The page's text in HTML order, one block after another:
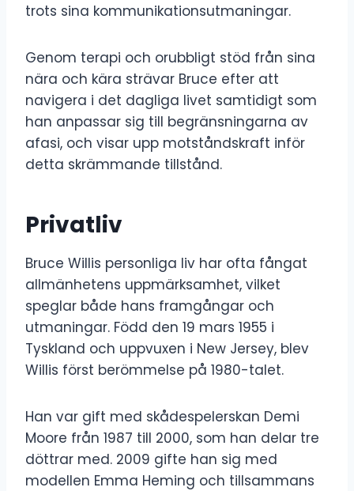
trots sina kommunikationsutmaningar.
Genom terapi och orubbligt stöd från sina
nära och kära strävar Bruce efter att
navigera i det dagliga livet samtidigt som
han anpassar sig till begränsningarna av
afasi, och visar upp motståndskraft inför
detta skrämmande tillstånd.
Privatliv
Bruce Willis personliga liv har ofta fångat
allmänhetens uppmärksamhet, vilket
speglar både hans framgångar och
utmaningar. Född den 19 mars 1955 i
Tyskland och uppvuxen i New Jersey, blev
Willis först berömmelse på 1980-talet.
Han var gift med skådespelerskan Demi
Moore från 1987 till 2000, som han delar tre
döttrar med. 2009 gifte han sig med
modellen Emma Heming och tillsammans